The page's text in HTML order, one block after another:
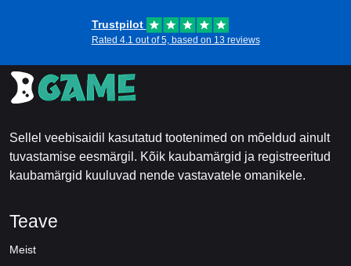
Trustpilot
Rated 4.1 out of 5, based on 13 reviews
Sellel veebisaidil kasutatud tootenimed on mõeldud ainult
tuvastamise eesmärgil. Kõik kaubamärgid ja registreeritud
kaubamärgid kuuluvad nende vastavatele omanikele.
Teave
Meist